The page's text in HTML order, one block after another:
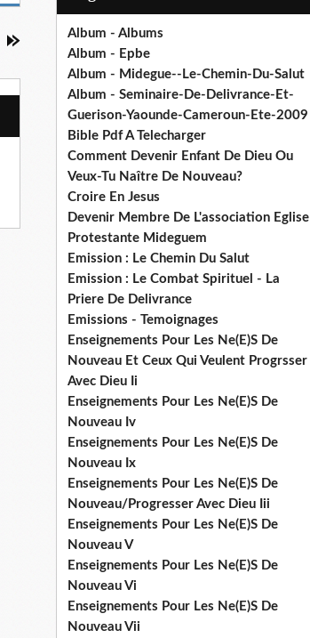
Album - Albums
Album - Epbe
Album - Midegue--Le-Chemin-Du-Salut
Album - Seminaire-De-Delivrance-Et-
Guerison-Yaounde-Cameroun-Ete-2009
Bible Pdf A Telecharger
Comment Devenir Enfant De Dieu Ou
Veux-Tu Naître De Nouveau?
Croire En Jesus
Devenir Membre De L'association Eglise
Protestante Mideguem
Emission : Le Chemin Du Salut
Emission : Le Combat Spirituel - La
Priere De Delivrance
Emissions - Temoignages
Enseignements Pour Les Ne(E)S De
Nouveau Et Ceux Qui Veulent Progrsser
Avec Dieu Ii
Enseignements Pour Les Ne(E)S De
Nouveau Iv
Enseignements Pour Les Ne(E)S De
Nouveau Ix
Enseignements Pour Les Ne(E)S De
Nouveau/Progresser Avec Dieu Iii
Enseignements Pour Les Ne(E)S De
Nouveau V
Enseignements Pour Les Ne(E)S De
Nouveau Vi
Enseignements Pour Les Ne(E)S De
Nouveau Vii